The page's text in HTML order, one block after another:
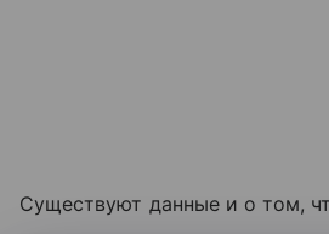
Существуют данные и о том,